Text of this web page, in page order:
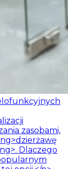
zasobami,
Dlaczego